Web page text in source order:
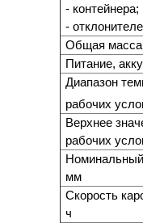
- контейнера;
-
Общая масса
Питание,
Диапазон
рабочих
Верхнее
рабочих
мм
Скорость
ч